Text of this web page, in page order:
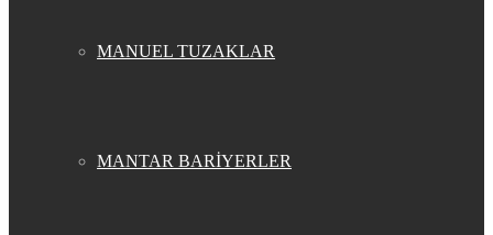
MANUEL TUZAKLAR
MANTAR BARİYERLER